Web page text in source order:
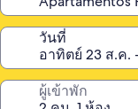
วันที่
ผู้เข้าพัก